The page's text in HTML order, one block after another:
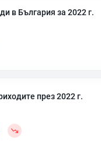
в България за 2022 г.
през 2022 г.